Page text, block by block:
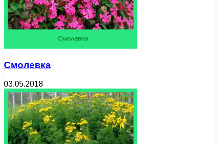
Смолевка
03.05.2018